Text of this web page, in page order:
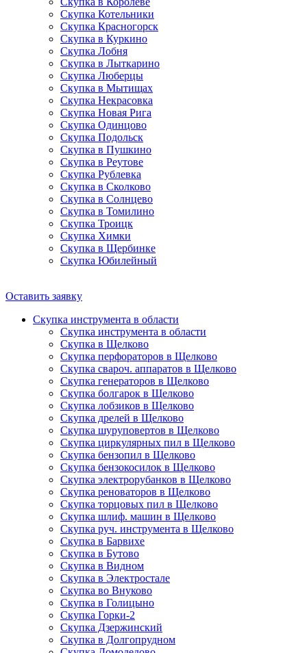
Скупка Котельники
Скупка Красногорск
Скупка в Куркино
Скупка Лобня
Скупка в Лыткарино
Скупка Люберцы
Скупка в Мытищах
Скупка Некрасовка
Скупка Новая Рига
Скупка Одинцово
Скупка Подольск
Скупка в Пушкино
Скупка в Реутове
Скупка Рублевка
Скупка в Сколково
Скупка в Солнцево
Скупка в Томилино
Скупка Троицк
Скупка Химки
Скупка в Щербинке
Скупка Юбилейный
Оставить заявку
Скупка инструмента в области
Скупка инструмента в области
Скупка в Щелково
Скупка перфораторов в Щелково
Скупка свароч. аппаратов в Щелково
Скупка генераторов в Щелково
Скупка болгарок в Щелково
Скупка лобзиков в Щелково
Скупка дрелей в Щелково
Скупка шуруповертов в Щелково
Скупка циркулярных пил в Щелково
Скупка бензопил в Щелково
Скупка бензокосилок в Щелково
Скупка электрорубанков в Щелково
Скупка реноваторов в Щелково
Скупка торцовых пил в Щелково
Скупка шлиф. машин в Щелково
Скупка руч. инструмента в Щелково
Скупка в Барвихе
Скупка в Бутово
Скупка в Видном
Скупка в Электростале
Скупка во Внуково
Скупка в Голицыно
Скупка Горки-2
Скупка Дзержинский
Скупка в Долгопрудном